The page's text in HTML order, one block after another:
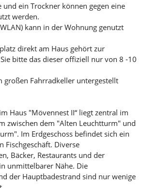
und ein Trockner können gegen eine
werden.
kann in der Wohnung genutzt
direkt am Haus gehört zur
bitte das dieser offiziell nur von 8 -10
großen Fahrradkeller untergestellt
Haus "Mövennest II“ liegt zentral im
zwischen dem "Alten Leuchtturm" und
Im Erdgeschoss befindet sich ein
Fischgeschäft. Diverse
Bäcker, Restaurants und der
unmittelbarer Nähe. Die
der Hauptbadestrand sind nur wenige